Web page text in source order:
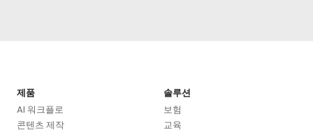
제품
AI 워크플로
콘텐츠 제작
솔루션
보험
교육